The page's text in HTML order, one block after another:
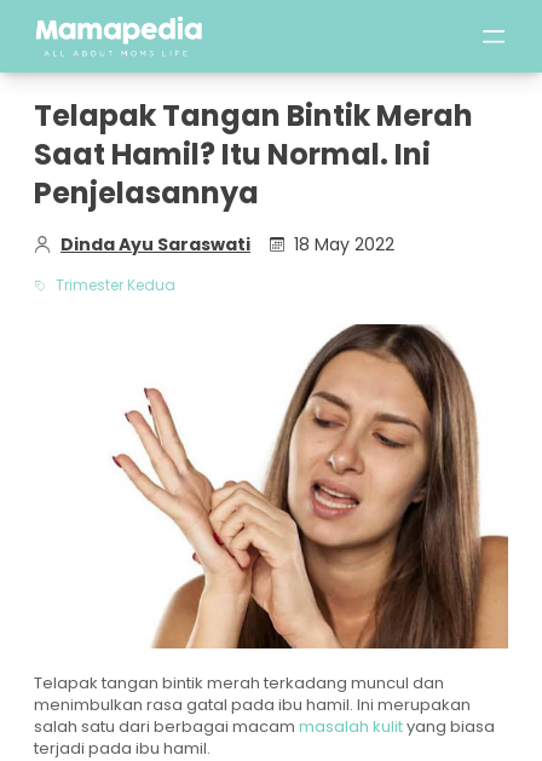
Telapak Tangan Bintik Merah
Saat Hamil? Itu Normal. Ini
Penjelasannya
Dinda Ayu Saraswati 18 May 2022
Trimester Kedua
Telapak tangan bintik merah terkadang muncul dan
menimbulkan rasa gatal pada ibu hamil. Ini merupakan
salah satu dari berbagai macam masalah kulityang biasa
terjadi pada ibu hamil.